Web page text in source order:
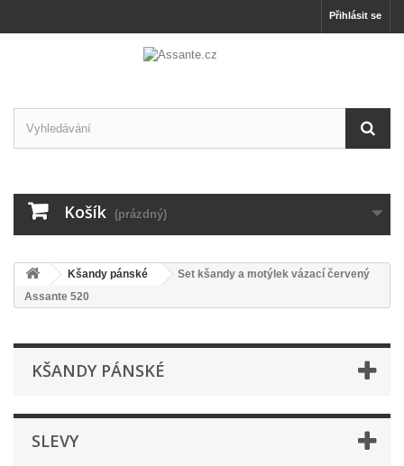
Přihlásit se
Košík (prázdný)
Kšandy pánské
Set kšandy a motýlek vázací červený
Assante 520
KŠANDY PÁNSKÉ
SLEVY